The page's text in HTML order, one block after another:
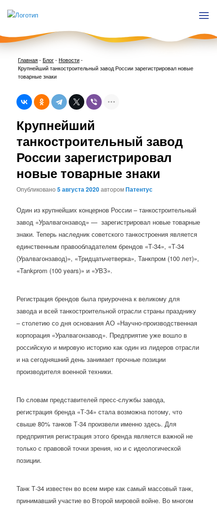
Главная-Блог- Новости-
Крупнейший танкостроительный завод России зарегистрировал новые
товарные знаки
Крупнейший
танкостроительный завод
России зарегистрировал
новые товарные знаки
Опубликовано5 августа 2020авторомПатентус
Один из крупнейших концернов России – танкостроительный
завод «Уралвагонзавод» — зарегистрировал новые товарные
знаки. Теперь наследник советского танкостроения является
единственным правообладателем брендов «Т-34», «Т-34
(Уралвагонзавод)», «Тридцатьчетверка», Танкпром (100 лет)»,
«Tankprom (100 years)» и «УВЗ».
Регистрация брендов была приурочена к великому для
завода и всей танкостроительной отрасли страны празднику
– столетию со дня основания АО «Научно-производственная
корпорация «Уралвагонзавод». Предприятие уже вошло в
российскую и мировую историю как один из лидеров отрасли
и на сегодняшний день занимает прочные позиции
производителя военной техники.
По словам представителей пресс-службы завода,
регистрация бренда «Т-34» стала возможна потому, что
свыше 80% танков Т-34 произвели именно здесь. Для
предприятия регистрация этого бренда является важной не
только с правовой точки зрения, но и с идеологической
позиции.
Танк Т-34 известен во всем мире как самый массовый танк,
принимавший участие во Второй мировой войне. Во многом